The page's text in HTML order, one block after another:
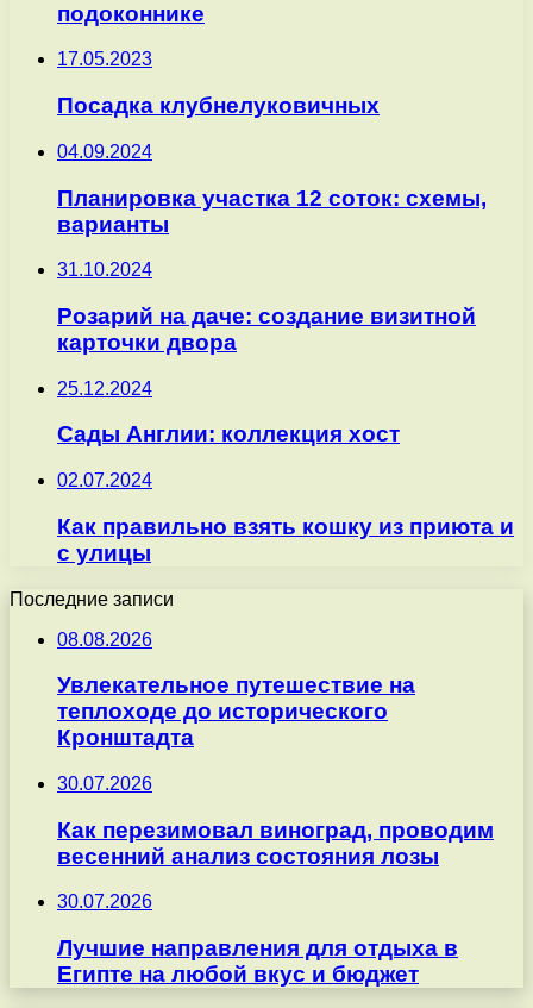
подоконнике
17.05.2023
Посадка клубнелуковичных
04.09.2024
Планировка участка 12 соток: схемы,
варианты
31.10.2024
Розарий на даче: создание визитной
карточки двора
25.12.2024
Сады Англии: коллекция хост
02.07.2024
Как правильно взять кошку из приюта и
с улицы
Последние записи
08.08.2026
Увлекательное путешествие на
теплоходе до исторического
Кронштадта
30.07.2026
Как перезимовал виноград, проводим
весенний анализ состояния лозы
30.07.2026
Лучшие направления для отдыха в
Египте на любой вкус и бюджет